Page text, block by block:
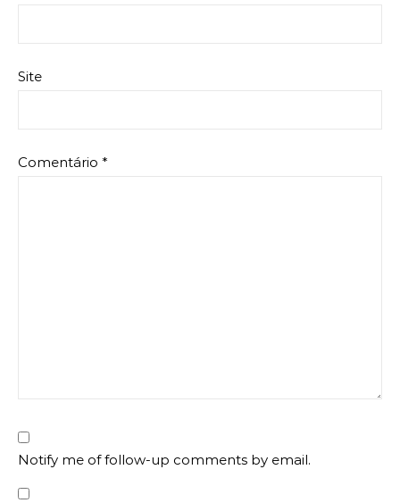
Site
Comentário *
Notify me of follow-up comments by email.